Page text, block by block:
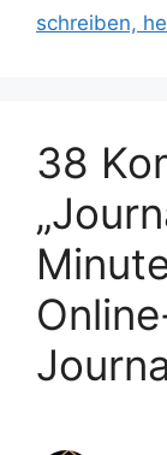
schreiben,
38